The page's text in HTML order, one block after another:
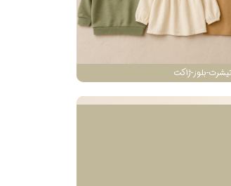
تیشرت-بلوز-ژاکت